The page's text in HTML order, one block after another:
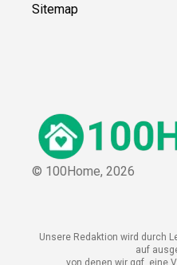
Sitemap
© 100Home, 2026
Unsere Redaktion wird durch
auf
von denen wir ggf. eine